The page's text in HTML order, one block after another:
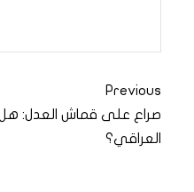
Previous
صراع على قماش العدل: هل
العراقي؟